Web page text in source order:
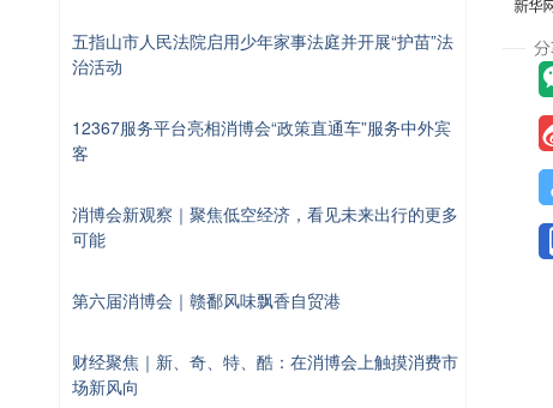
五指山市人民法院启用少年家事法庭并开展“护苗”法
治活动
12367服务平台亮相消博会“政策直通车”服务中外宾
客
消博会新观察｜聚焦低空经济，看见未来出行的更多
可能
第六届消博会｜赣鄱风味飘香自贸港
财经聚焦｜新、奇、特、酷：在消博会上触摸消费市
场新风向